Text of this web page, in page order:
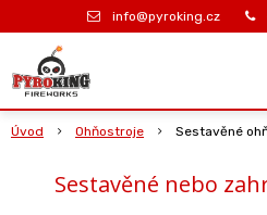
info@pyroking.cz
Úvod Ohňostroje Sestavěné
Sestavěné nebo